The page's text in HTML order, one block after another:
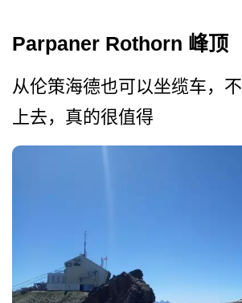
Parpaner Rothorn 峰顶
从伦策海德也可以坐缆车，
上去，真的很值得